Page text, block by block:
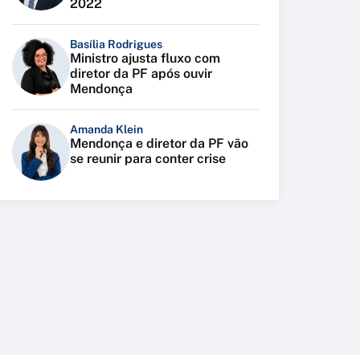
2022
Basília Rodrigues
Ministro ajusta fluxo com
diretor da PF após ouvir
Mendonça
Amanda Klein
Mendonça e diretor da PF vão
se reunir para conter crise